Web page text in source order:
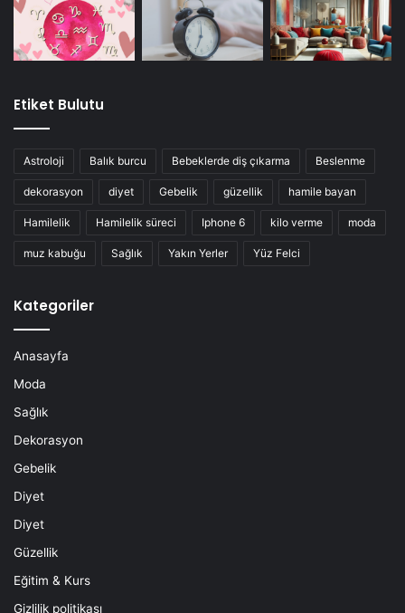
Etiket Bulutu
Astroloji Balık burcu Bebeklerde diş çıkarma Beslenme
dekorasyon diyet Gebelik güzellik hamile bayan
Hamilelik Hamilelik süreci Iphone 6 kilo verme moda
muz kabuğu Sağlık Yakın Yerler Yüz Felci
Kategoriler
Anasayfa
Moda
Sağlık
Dekorasyon
Gebelik
Diyet
Diyet
Güzellik
Eğitim & Kurs
Gizlilik politikası